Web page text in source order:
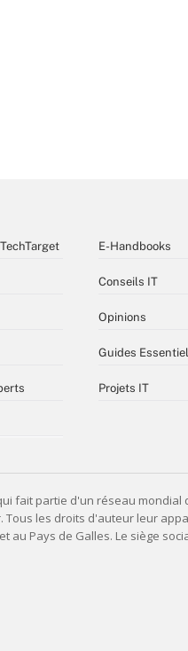
E-Handbooks
Conseils IT
Opinions
Guides
Projets IT